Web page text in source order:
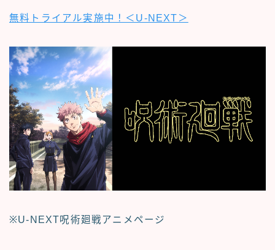
無料トライアル実施中！＜U-NEXT＞
※U-NEXT呪術廻戦アニメページ